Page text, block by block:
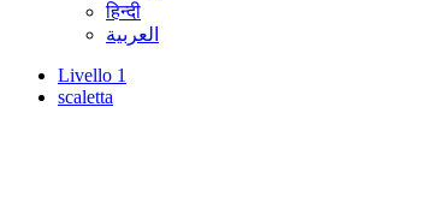
हिन्दी
العربية
Livello 1
scaletta